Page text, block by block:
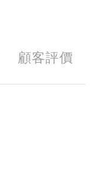
顧客評價